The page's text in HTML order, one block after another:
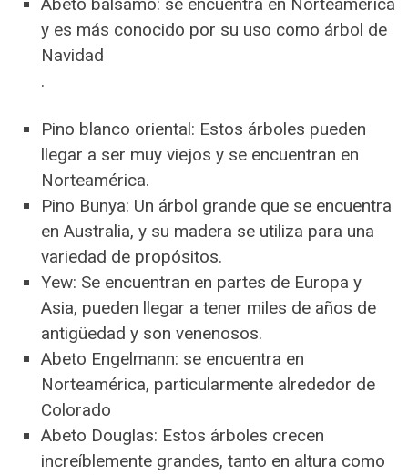
Abeto bálsamo: se encuentra en Norteamérica
y es más conocido por su uso como árbol de
Navidad
.
Pino blanco oriental: Estos árboles pueden
llegar a ser muy viejos y se encuentran en
Norteamérica.
Pino Bunya: Un árbol grande que se encuentra
en Australia, y su madera se utiliza para una
variedad de propósitos.
Yew: Se encuentran en partes de Europa y
Asia, pueden llegar a tener miles de años de
antigüedad y son venenosos.
Abeto Engelmann: se encuentra en
Norteamérica, particularmente alrededor de
Colorado
Abeto Douglas: Estos árboles crecen
increíblemente grandes, tanto en altura como